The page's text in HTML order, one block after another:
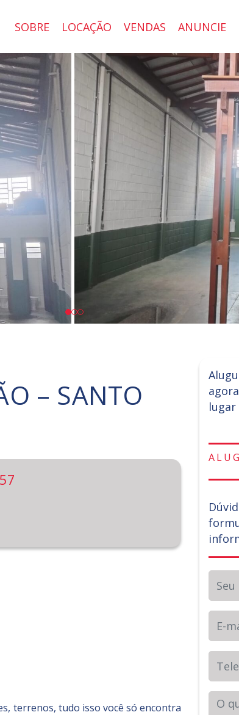
SOBRE LOCAÇÃO VENDAS ANUNCIE
– SANTO
terrenos, tudo isso você só encontra
lugar
Sua